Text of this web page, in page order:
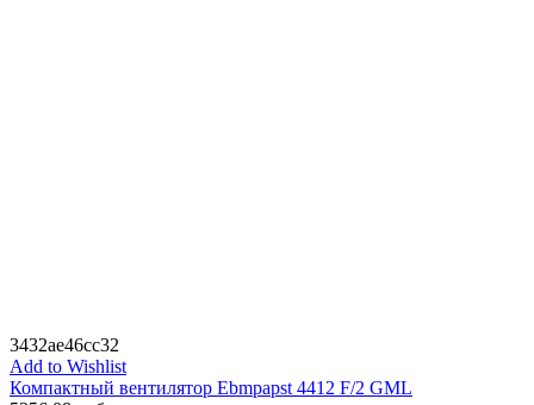
3432ae46cc32
Add to Wishlist
Компактный вентилятор Ebmpapst 4412 F/2 GML